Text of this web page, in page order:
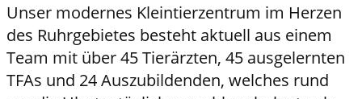
Unser modernes Kleintierzentrum im Herzen
des Ruhrgebietes besteht aktuell aus einem
Team mit über 45 Tierärzten, 45 ausgelernten
TFAs und 24 Auszubildenden, welches rund